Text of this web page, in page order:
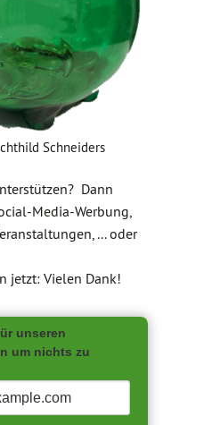
Schneiders
Dann
Media-Werbung,
... oder
jetzt: Vielen Dank!
unseren
um nichts zu